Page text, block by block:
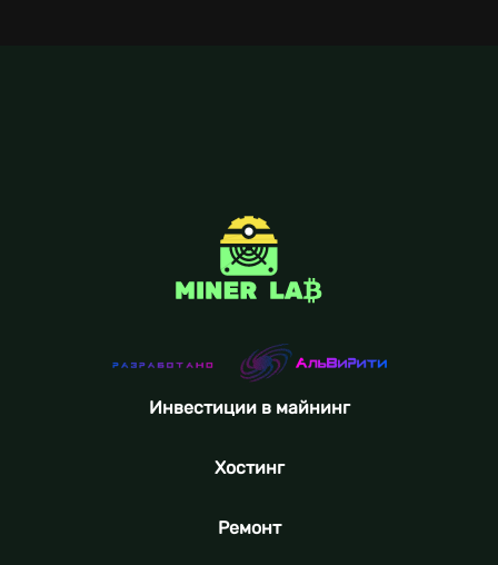
Инвестиции в майнинг
Хостинг
Ремонт